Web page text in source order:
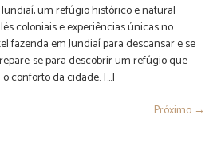
um refúgio histórico e natural
coloniais e experiências únicas no
fazenda em Jundiaí para descansar e se
se para descobrir um refúgio que
conforto da cidade. […]
Próximo →